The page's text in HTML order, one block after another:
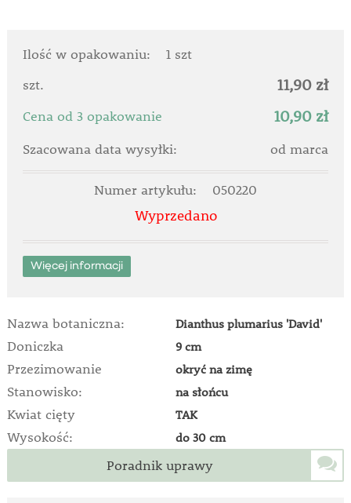
Ilość w opakowaniu:
1 szt
szt.
11,90 zł
Cena od 3 opakowanie 10,90 zł
Szacowana data wysyłki: od marca
Numer artykułu: 050220
Wyprzedano
Więcej informacji
Nazwa botaniczna: Dianthus plumarius 'David'
Doniczka 9 cm
Przezimowanie okryć na zimę
Stanowisko: na słońcu
Kwiat cięty TAK
Wysokość: do 30 cm
Poradnik uprawy